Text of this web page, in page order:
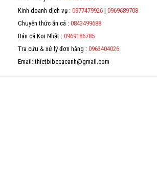
Kinh doanh dịch vụ : 0977479926 | 0969689708
Chuyên thức ăn cá : 0843499688
Bán cá Koi Nhật : 0969186785
Tra cứu & xử lý đơn hàng : 0963404026
Email: thietbibecacanh@gmail.com